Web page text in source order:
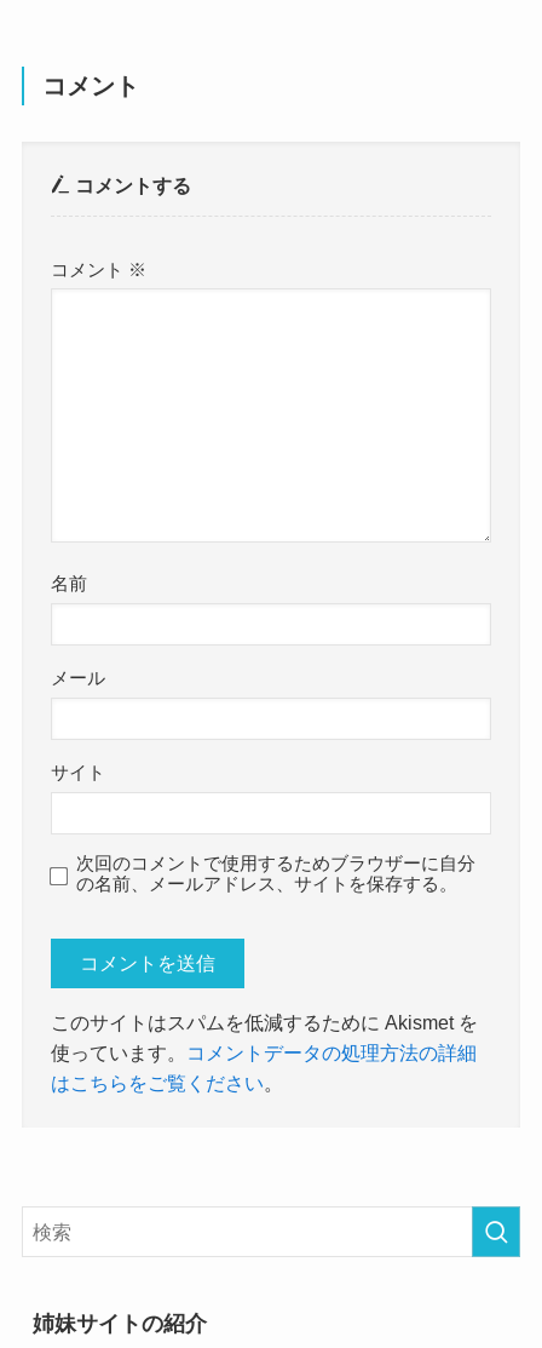
コメント
コメントする
コメント ※
名前
メール
サイト
次回のコメントで使用するためブラウザーに自分
の名前、メールアドレス、サイトを保存する。
このサイトはスパムを低減するために Akismet を
使っています。
コメントデータの処理方法の詳細
はこちらをご覧ください。
姉妹サイトの紹介